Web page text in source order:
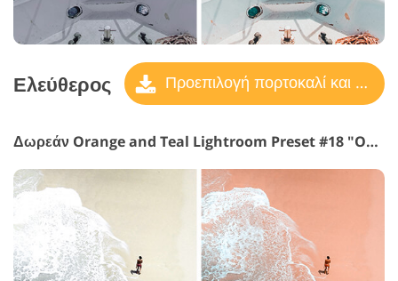
Ελεύθερος Προεπιλογή πορτοκαλί και γαλαζοπράσινο
Δωρεάν Orange and Teal Lightroom Preset #18 "Oscar"